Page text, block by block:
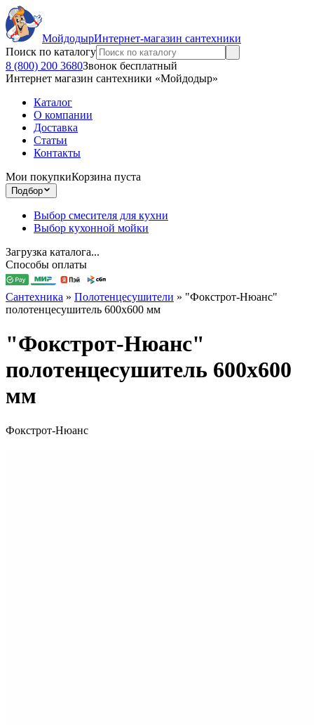
МойдодырИнтернет-магазин сантехники
Поиск по каталогу
8 (800) 200 3680Звонок бесплатный
Интернет магазин сантехники «Мойдодыр»
Каталог
О компании
Доставка
Статьи
Контакты
Мои покупкиКорзина пуста
Подбор
Выбор смесителя для кухни
Выбор кухонной мойки
Загрузка каталога...
Способы оплаты
Сантехника » Полотенцесушители » "Фокстрот-Нюанс"
полотенцесушитель 600х600 мм
"Фокстрот-Нюанс"
полотенцесушитель 600х600
мм
Фокстрот-Нюанс